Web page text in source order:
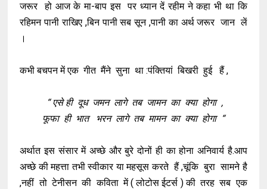
जरूर हो आज के मा-बाप इस पर ध्यान दें रहीम ने कहा भी था कि
रहिमन पानी राखिए ,बिन पानी सब सून ,पानी का अर्थ जरूर जान लें
।
कभी बचपन में एक गीत मैंने सुना था :पंक्तियां बिखरी हुई हैं ,
“ एसे ही दूध जमन लागे तब जामन का क्या होगा ,
फूफा ही भात भरन लागे तब मामन का क्या होगा “
अर्थात इस संसार में अच्छे और बुरे दोनों ही का होना अनिवार्य है.आप
अच्छे की महत्ता तभी स्वीकार या महसूस करते हैं ,चूंकि बुरा सामने है
,नहीं तो टेनीसन की कविता में ( लोटोस ईटर्स ) की तरह सब एक